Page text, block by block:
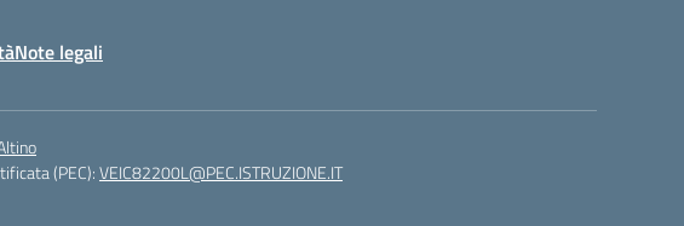
Note legali
(PEC):VEIC82200L@PEC.ISTRUZIONE.IT